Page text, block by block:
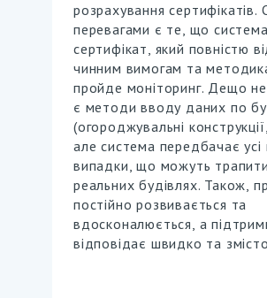
розрахування сертифікатів.
перевагами є те, що
сертифікат, який повністю
чинним вимогам та
пройде моніторинг. Дещо
є методи вводу даних по
(огороджувальні
але система передбачає усі
випадки, що можуть
реальних будівлях. Також,
постійно розвивається та
вдосконалюється, а
відповідає швидко та